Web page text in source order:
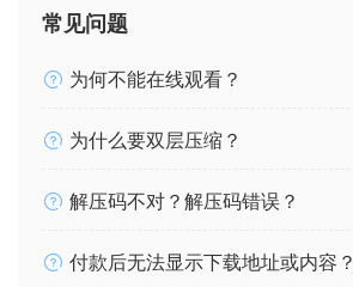
常见问题
为何不能在线观看？
为什么要双层压缩？
解压码不对？解压码错误？
付款后无法显示下载地址或内容？